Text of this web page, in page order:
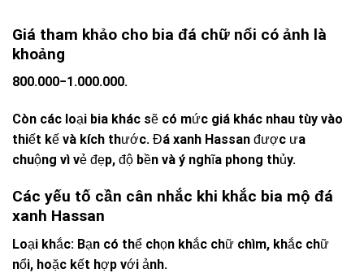
Giá tham khảo cho bia đá chữ nổi có ảnh là
khoảng
800.000−1.000.000.
Còn các loại bia khác sẽ có mức giá khác nhau tùy vào
thiết kế và kích thước. Đá xanh Hassan được ưa
chuộng vì vẻ đẹp, độ bền và ý nghĩa phong thủy.
Các yếu tố cần cân nhắc khi khắc bia mộ đá
xanh Hassan
Loại khắc: Bạn có thể chọn khắc chữ chìm, khắc chữ
nổi, hoặc kết hợp với ảnh.